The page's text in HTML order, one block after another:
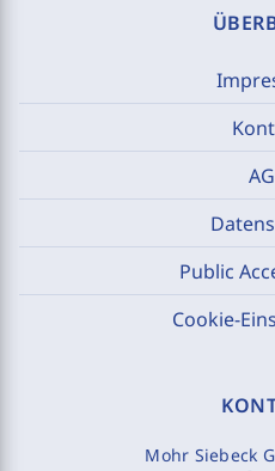
Public
Cookie-
Mohr Siebeck